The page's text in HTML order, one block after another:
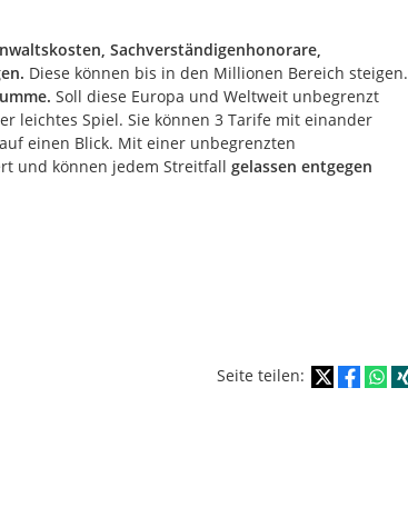
Sachverständigenhonorare,
Diese können bis in den Millionen Bereich steigen.
Soll diese Europa und Weltweit unbegrenzt
leichtes Spiel. Sie können 3 Tarife mit einander
einen Blick. Mit einer unbegrenzten
und können jedem Streitfall gelassen entgegen
Seite teilen: